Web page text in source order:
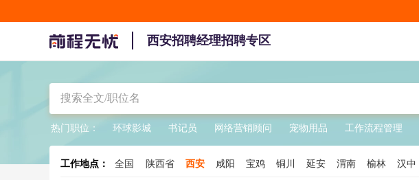
西安招聘经理招聘专区
热门职位： 环球影城 书记员 网络营销顾问 宠物用品 工作流程管理
工作地点： 全国 陕西省 西安 咸阳 宝鸡 铜川 延安 渭南 榆林 汉中